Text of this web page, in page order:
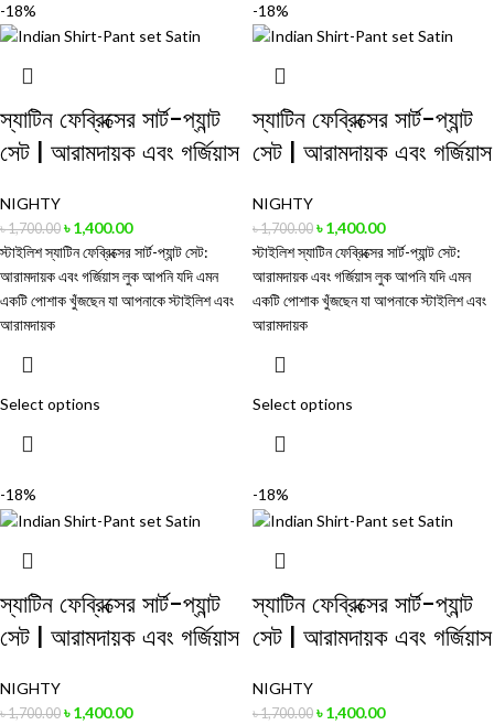
-18%
স্যাটিন ফেব্রিক্সের সার্ট-প্যান্ট
সেট | আরামদায়ক এবং গর্জিয়াস
NIGHTY
৳1,700.00 ৳1,400.00
স্টাইলিশ স্যাটিন ফেব্রিক্সের সার্ট-প্যান্ট সেট:
আরামদায়ক এবং গর্জিয়াস লুক আপনি যদি এমন
একটি পোশাক খুঁজছেন যা আপনাকে স্টাইলিশ এবং
আরামদায়ক
Select options
-18%
স্যাটিন ফেব্রিক্সের সার্ট-প্যান্ট
সেট | আরামদায়ক এবং গর্জিয়াস
NIGHTY
৳1,700.00 ৳1,400.00
স্টাইলিশ স্যাটিন ফেব্রিক্সের সার্ট-প্যান্ট সেট:
আরামদায়ক এবং গর্জিয়াস লুক আপনি যদি এমন
একটি পোশাক খুঁজছেন যা আপনাকে স্টাইলিশ এবং
আরামদায়ক
Select options
-18%
স্যাটিন ফেব্রিক্সের সার্ট-প্যান্ট
সেট | আরামদায়ক এবং গর্জিয়াস
NIGHTY
৳1,700.00 ৳1,400.00
-18%
স্যাটিন ফেব্রিক্সের সার্ট-প্যান্ট
সেট | আরামদায়ক এবং গর্জিয়াস
NIGHTY
৳1,700.00 ৳1,400.00